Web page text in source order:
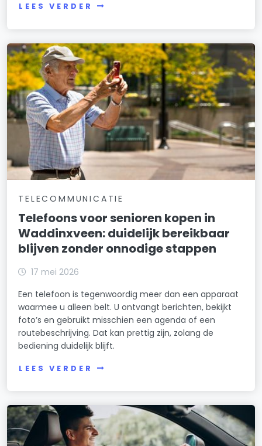
LEES VERDER
TELECOMMUNICATIE
Telefoons voor senioren kopen in
Waddinxveen: duidelijk bereikbaar
blijven zonder onnodige stappen
17 mei 2026
Een telefoon is tegenwoordig meer dan een apparaat
waarmee u alleen belt. U ontvangt berichten, bekijkt
foto’s en gebruikt misschien een agenda of een
routebeschrijving. Dat kan prettig zijn, zolang de
bediening duidelijk blijft.
LEES VERDER